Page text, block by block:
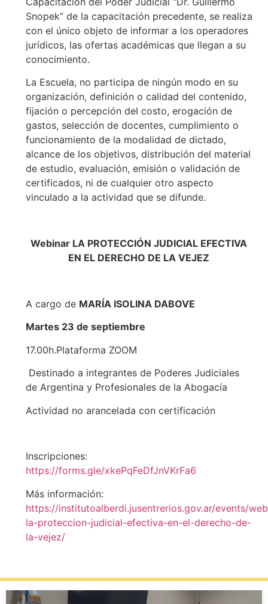
Snopek” de la capacitación precedente, se realiza
con el único objeto de informar a los operadores
jurídicos, las ofertas académicas que llegan a su
conocimiento.
La Escuela, no participa de ningún modo en su
organización, definición o calidad del contenido,
fijación o percepción del costo, erogación de
gastos, selección de docentes, cumplimiento o
funcionamiento de la modalidad de dictado,
alcance de los objetivos, distribución del material
de estudio, evaluación, emisión o validación de
certificados, ni de cualquier otro aspecto
vinculado a la actividad que se difunde.
Webinar LA PROTECCIÓN JUDICIAL EFECTIVA
EN EL DERECHO DE LA VEJEZ
A cargo de MARÍA ISOLINA DABOVE
Martes 23 de septiembre
17.00h.Plataforma ZOOM
Destinado a integrantes de Poderes Judiciales
de Argentina y Profesionales de la Abogacía
Actividad no arancelada con certificación
Inscripciones:
https://forms.gle/xkePqFeDfJnVKrFa6
Más información:
https://institutoalberdi.jusentrerios.gov.ar/events/
la-proteccion-judicial-efectiva-en-el-derecho-de-
la-vejez/